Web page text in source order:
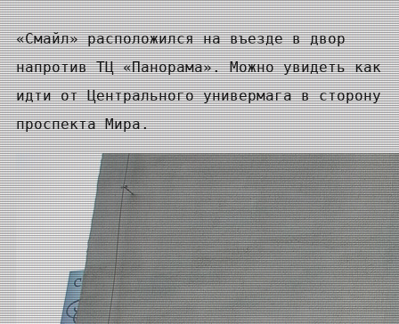
«Смайл» расположился на въезде в двор
напротив ТЦ «Панорама». Можно увидеть как
идти от Центрального универмага в сторону
проспекта Мира.